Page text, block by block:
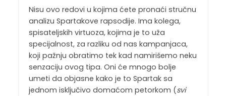
Nisu ovo redovi u kojima ćete pronaći stručnu
analizu Spartakove rapsodije. Ima kolega,
spisateljskih virtuoza, kojima je to uža
specijalnost, za razliku od nas kampanjaca,
koji pažnju obratimo tek kad namirišemo neku
senzaciju ovog tipa. Oni će mnogo bolje
umeti da objasne kako je to Spartak sa
jednom isključivo domaćom petorkom (svi